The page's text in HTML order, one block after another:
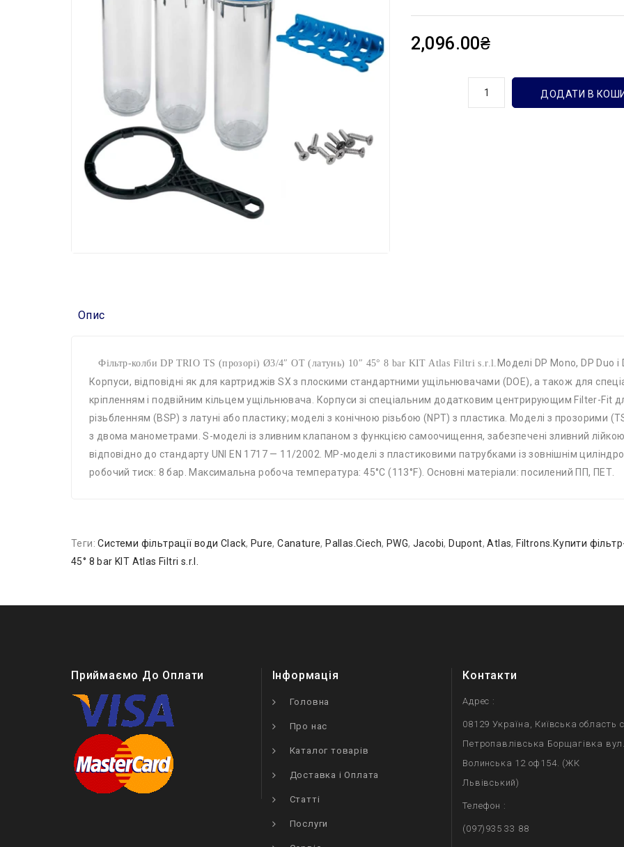
2,096.00₴
ДОДАТИ В
Опис
Фільтр-колби DP TRIO TS (прозорі) Ø3/4″ OT (латунь) 10″ 45° 8 bar KIT Atlas Filtri s.r.l. Моделі DP Mono, DP Duo і
Корпуси, відповідні як для картриджів SX з плоскими стандартними ущільнювачами (DOE), а також для
кріпленням і подвійним кільцем ущільнювача. Корпуси зі спеціальним додатковим центрирующим Filter-Fit
різьбленням (BSP) з латуні або пластику; моделі з конічною різьбою (NPT) з пластика. Моделі з прозорими
з двома манометрами. S-моделі із зливним клапаном з функцією самоочищення, забезпечені зливний
відповідно до стандарту UNI EN 1717 — 11/2002. MP-моделі з пластиковими патрубками із зовнішнім
робочий тиск: 8 бар. Максимальна робоча температура: 45°C (113°F). Основні матеріали: посилений ПП, ПЕТ.
Теги:Системи фільтрації води Clack, Pure,Canature, Pallas.Ciech, PWG, Jacobi, Dupont,Atlas, Filtrons.Купити
45° 8 bar KIT Atlas Filtri s.r.l.
Приймаємо До Оплати Інформація
Головна
Про нас
Каталог товарів
Доставка і Оплата
Статті
Послуги
Контакти
Адрес :
08129 Україна, Київська область
Петропавлівська Борщагівка
Волинська 12 оф154. (ЖК
Львівський)
Телефон :
(097)935 33 88